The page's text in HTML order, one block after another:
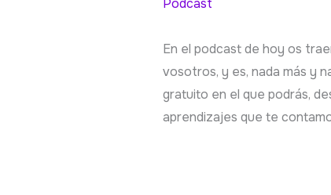
Podcast
En el podcast de hoy os
vosotros, y es, nada más y
gratuito en el que podrás,
aprendizajes que te